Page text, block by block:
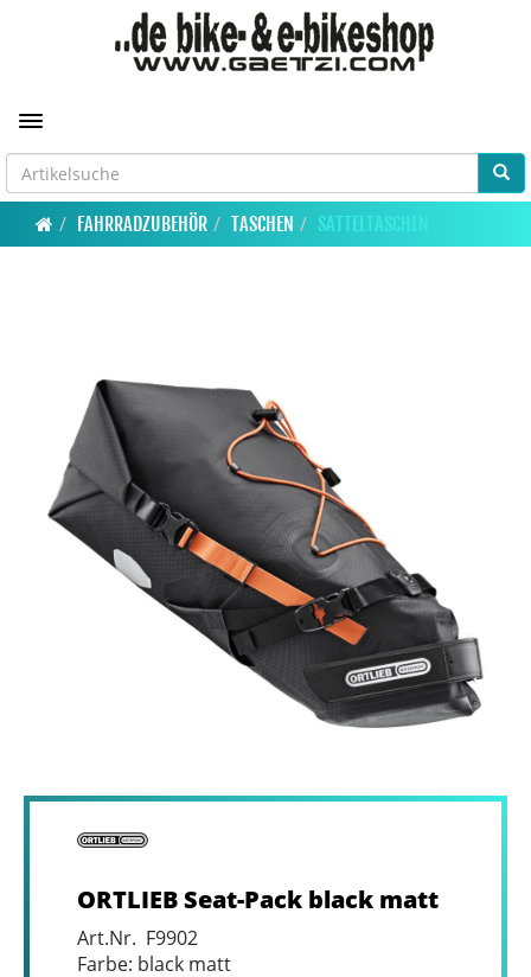
Toggle navigation
FAHRRADZUBEHÖR TASCHEN SATTELTASCHEN
ORTLIEB Seat-Pack black matt
Art.Nr. F9902
Farbe: black matt